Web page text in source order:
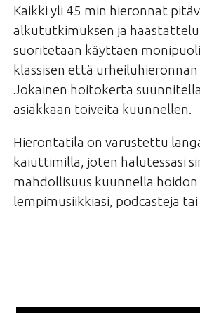
Kaikki yli 45 min hieronnat
alkututkimuksen ja
suoritetaan käyttäen
klassisen että
Jokainen hoitokerta
asiakkaan toiveita kuunnellen.
Hierontatila on varustettu
kaiuttimilla, joten halutessasi
mahdollisuus kuunnella hoidon
lempimusiikkiasi, podcasteja